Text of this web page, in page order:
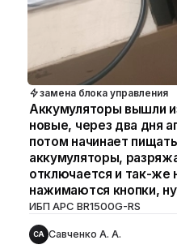
замена блока управления
Аккумуляторы вышли
новые, через два дня
потом начинает
аккумуляторы,
отключается и так-же
нажимаются кнопки,
ИБП APC BR1500G-RS
СА Савченко А. А.